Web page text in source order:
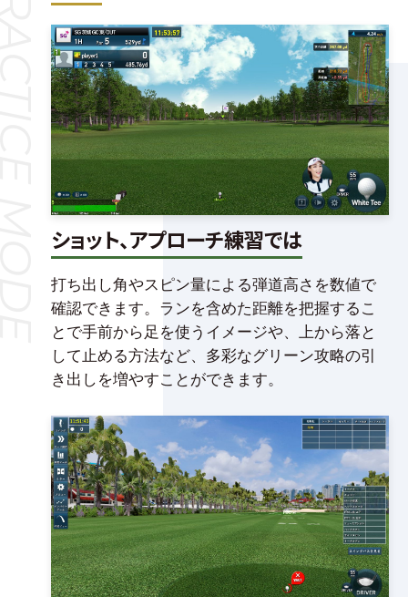
ショット、アプローチ練習では
打ち出し角やスピン量による弾道高さを数値で
確認できます。ランを含めた距離を把握するこ
とで手前から足を使うイメージや、上から落と
して止める方法など、多彩なグリーン攻略の引
き出しを増やすことができます。